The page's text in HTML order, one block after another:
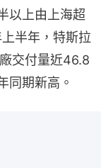
以上由上海超
半年，特斯拉
交付量近46.8
同期新高。